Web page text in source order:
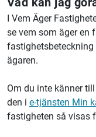
I Vem Äger
se vem som äger en
ägaren.
Om du inte känner
den i e-tjänsten Min
fastigheten så visas